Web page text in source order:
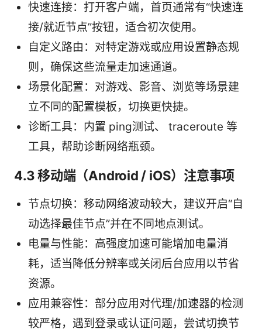
快速连接：打开客户端，首页通常有“快速连
接/就近节点”按钮，适合初次使用。
自定义路由：对特定游戏或应用设置静态规
则，确保这些流量走加速通道。
场景化配置：对游戏、影音、浏览等场景建
立不同的配置模板，切换更快捷。
诊断工具：内置 ping测试、 traceroute 等
工具，帮助诊断网络瓶颈。
4.3 移动端（Android / iOS）注意事项
节点切换：移动网络波动较大，建议开启“自
动选择最佳节点”并在不同地点测试。
电量与性能：高强度加速可能增加电量消
耗，适当降低分辨率或关闭后台应用以节省
资源。
应用兼容性：部分应用对代理/加速器的检测
较严格，遇到登录或认证问题，尝试切换节